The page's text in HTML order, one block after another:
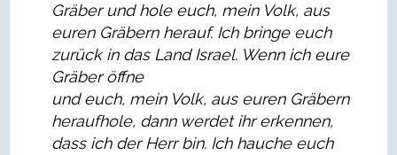
Gräberund hole euch, mein Volk, aus
euren Gräbern herauf.Ich bringe euch
zurück in das Land Israel. Wenn ich eure
Gräber öffne
und euch, mein Volk, aus euren Gräbern
heraufhole, dann werdet ihr erkennen,
dass ich der Herr bin. Ich hauche euch